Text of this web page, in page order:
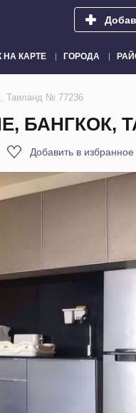
НА КАРТЕ ГОРОДА
Таиланд № 77236
БАНГКОК,
Добавить в избранное